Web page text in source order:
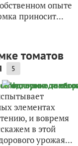
опыте
приносит...
томатов
5
элементах
и вовремя
в этой
урожая...